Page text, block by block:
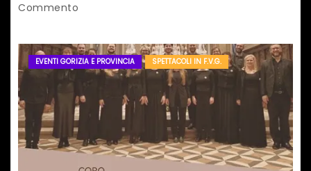
Commento
EVENTI GORIZIA E PROVINCIA SPETTACOLI IN F.V.G.